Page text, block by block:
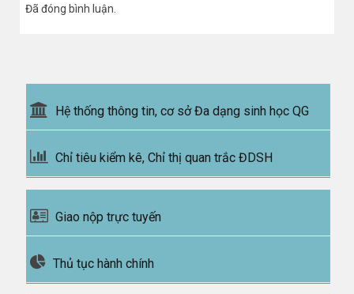
Đã đóng bình luận.
Hệ thống thông tin, cơ sở Đa dạng sinh học QG
Chỉ tiêu kiểm kê, Chỉ thị quan trắc ĐDSH
Giao nộp trực tuyến
Thủ tục hành chính